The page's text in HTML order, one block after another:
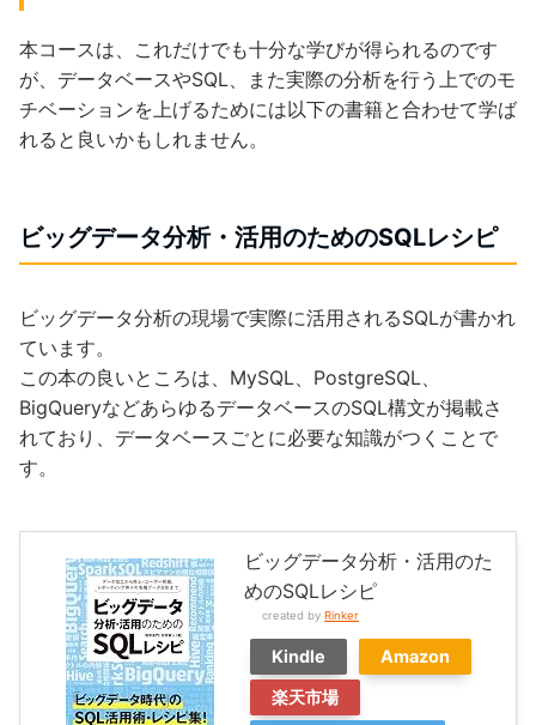
本コースは、これだけでも十分な学びが得られるのです
が、データベースやSQL、また実際の分析を行う上でのモ
チベーションを上げるためには以下の書籍と合わせて学ば
れると良いかもしれません。
ビッグデータ分析・活用のためのSQLレシピ
ビッグデータ分析の現場で実際に活用されるSQLが書かれ
ています。
この本の良いところは、MySQL、PostgreSQL、
BigQueryなどあらゆるデータベースのSQL構文が掲載さ
れており、データベースごとに必要な知識がつくことで
す。
ビッグデータ分析・活用のた
めのSQLレシピ
created by Rinker
Kindle
Amazon
楽天市場